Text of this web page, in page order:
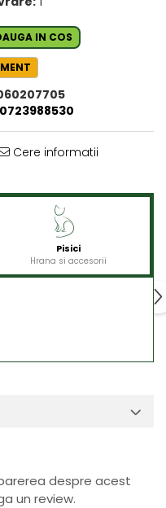
IN COS
0723988530
Cere informatii
Pisici
Hrana si accesorii
despre acest
un review.